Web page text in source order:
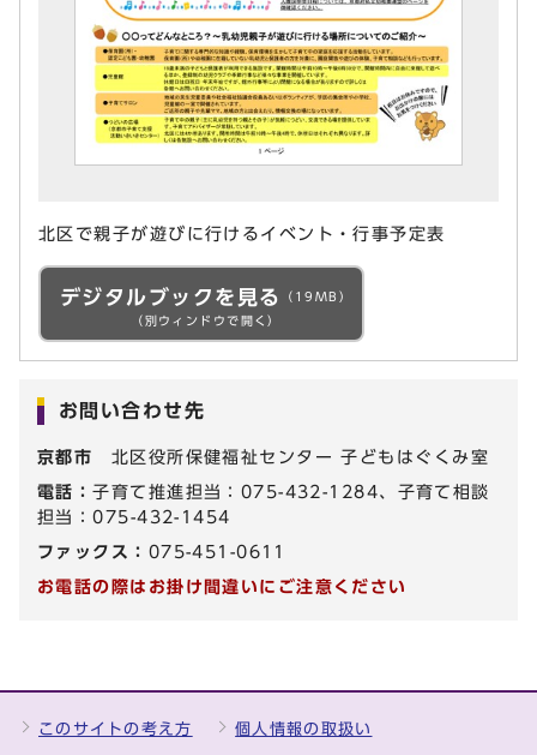
北区で親子が遊びに行けるイベント・行事予定表
デジタルブックを見る
（19MB）
（別ウィンドウで開く）
お問い合わせ先
京都市 北区役所保健福祉センター 子どもはぐくみ室
電話：子育て推進担当：075-432-1284、子育て相談
担当：075-432-1454
ファックス： 075-451-0611
お電話の際はお掛け間違いにご注意ください
このサイトの考え方 個人情報の取扱い